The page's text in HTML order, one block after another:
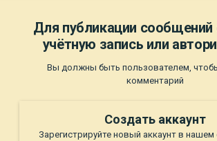
Для публикации сообщений
учётную запись или
Вы должны быть пользователем,
комментарий
Создать аккаунт
Зарегистрируйте новый аккаунт в